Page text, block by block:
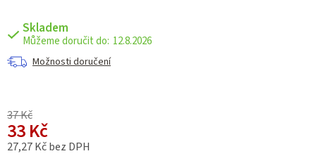
Skladem
12.8.2026
Možnosti doručení
37 Kč
33 Kč
27,27 Kč bez DPH